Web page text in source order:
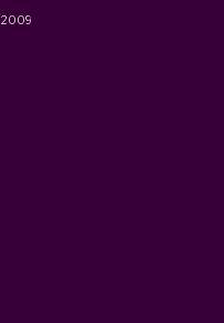
2009